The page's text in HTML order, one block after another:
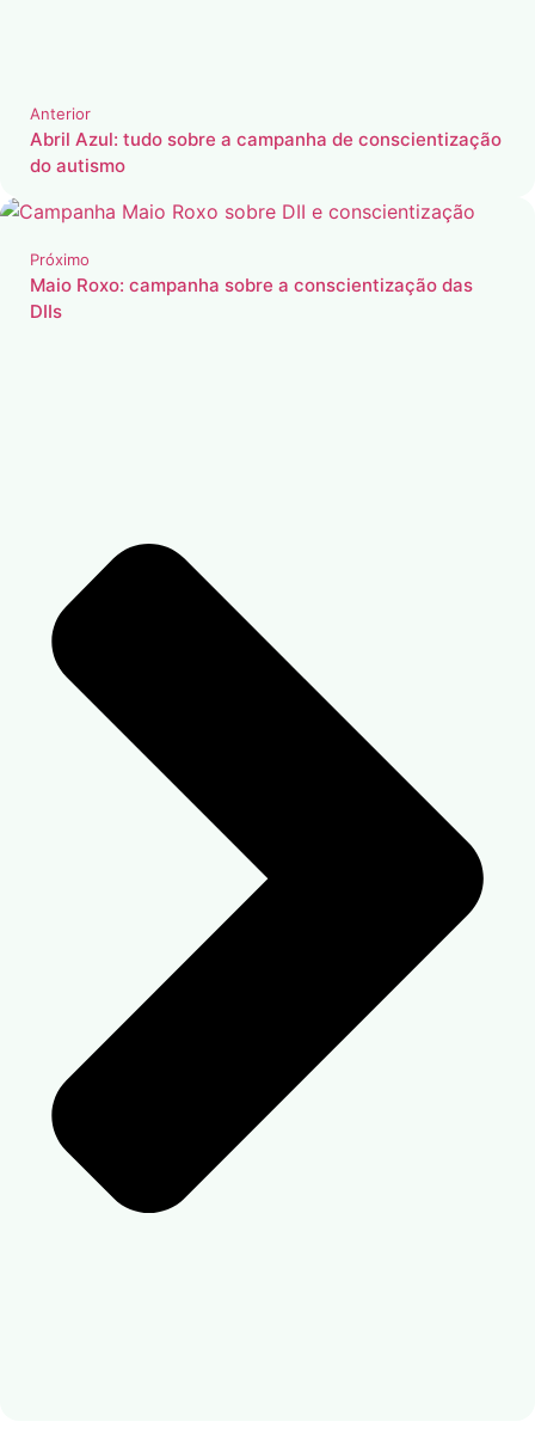
Anterior
Abril Azul: tudo sobre a campanha de conscientização
do autismo
Próximo
Maio Roxo: campanha sobre a conscientização das
DIIs